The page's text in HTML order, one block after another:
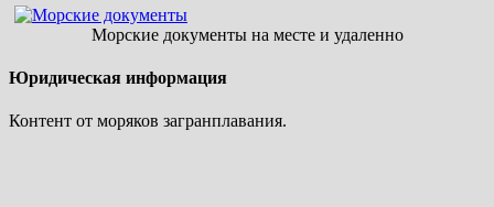
Морские документы на месте и удаленно
Юридическая информация
Контент от моряков загранплавания.